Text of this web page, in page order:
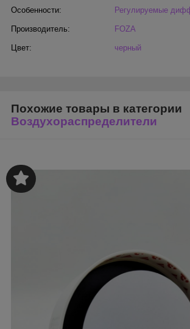
Особенности: Регулируемые
Производитель: FOZA
Цвет: черный
Похожие товары в категории
Воздухораспределители